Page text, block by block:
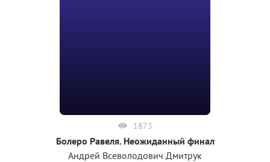
1873
Болеро Равеля. Неожиданный финал
Андрей Всеволодович Дмитрук